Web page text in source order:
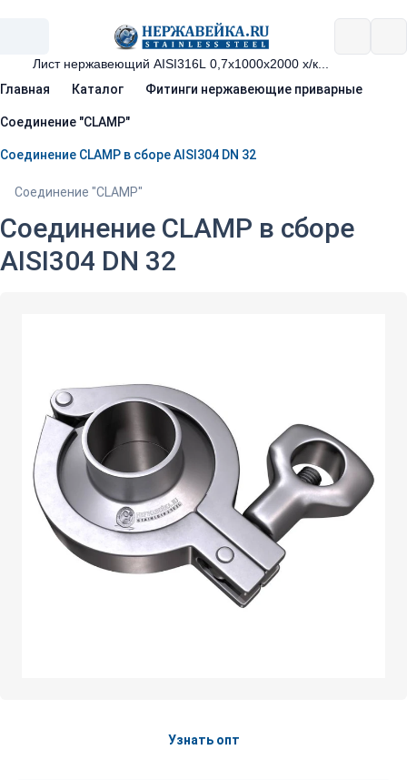
Главная Каталог Фитинги нержавеющие приварные
Соединение "CLAMP"
Соединение CLAMP в сборе AISI304 DN 32
Соединение "CLAMP"
Соединение CLAMP в сборе
AISI304 DN 32
Узнать опт